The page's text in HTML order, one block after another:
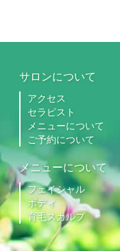
サロンについて
アクセス
セラピスト
メニューについて
ご予約について
メニューについて
フェイシャル
ボディ
育毛スカルプ